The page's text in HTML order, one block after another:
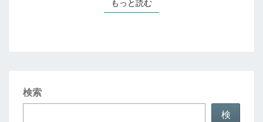
生
もっと読む
検索
検